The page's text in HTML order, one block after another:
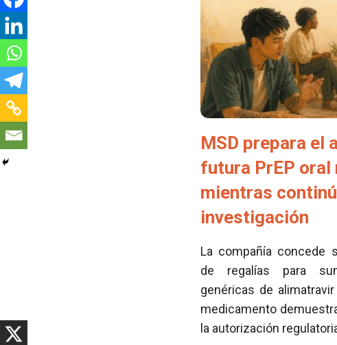
MSD prepara el
futura PrEP oral
mientras
investigación
La compañía concede
de regalías para
genéricas de
medicamento
la autorización